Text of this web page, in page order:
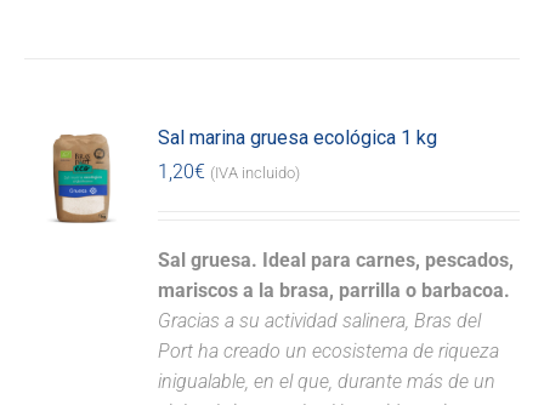
Sal marina gruesa ecológica 1 kg
1,20€ (IVA incluido)
Sal gruesa. Ideal para carnes, pescados,
mariscos a la brasa, parrilla o barbacoa.
Gracias a su actividad salinera, Bras del
Port ha creado un ecosistema de riqueza
inigualable, en el que, durante más de un